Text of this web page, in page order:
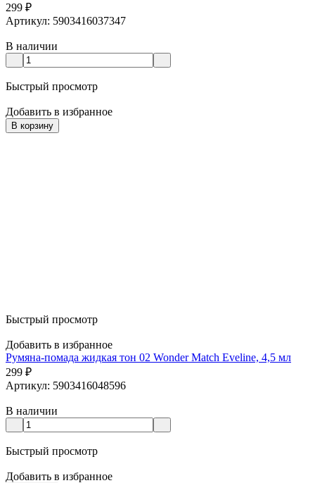
299 ₽
Артикул: 5903416037347
В наличии
Быстрый просмотр
Добавить в избранное
В корзину
Быстрый просмотр
Добавить в избранное
Румяна-помада жидкая тон 02 Wonder Match Eveline, 4,5 мл
299 ₽
Артикул: 5903416048596
В наличии
Быстрый просмотр
Добавить в избранное